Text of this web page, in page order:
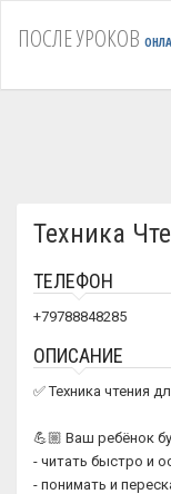
ПОСЛЕ УРОКОВ
Техника
ТЕЛЕФОН
+79788848285
ОПИСАНИЕ
✅ Техника чтения
💪🏼 Ваш ребёнок
- читать быстро и
- понимать и